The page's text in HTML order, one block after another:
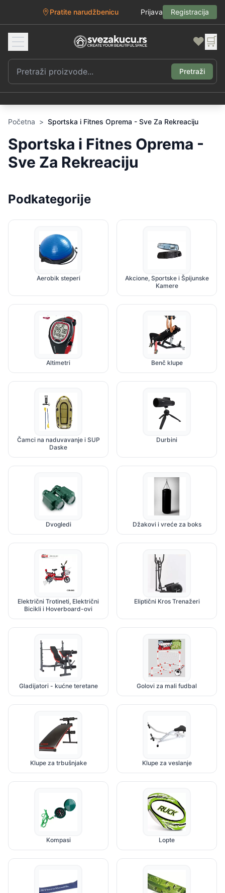
Pratite narudžbenicu Prijava Registracija
❤️ 🛒
Pretraži
Početna > Sportska i Fitnes Oprema - Sve Za Rekreaciju
Sportska i Fitnes Oprema -
Sve Za Rekreaciju
Podkategorije
Aerobik steperi
Akcione, Sportske i Špijunske
Kamere
Altimetri Benč klupe
Čamci na naduvavanje i SUP
Daske
Durbini
Dvogledi Džakovi i vreće za boks
Električni Trotineti, Električni
Bicikli i Hoverboard-ovi
Eliptični Kros Trenažeri
Gladijatori - kućne teretane Golovi za mali fudbal
Klupe za trbušnjake Klupe za veslanje
Kompasi Lopte